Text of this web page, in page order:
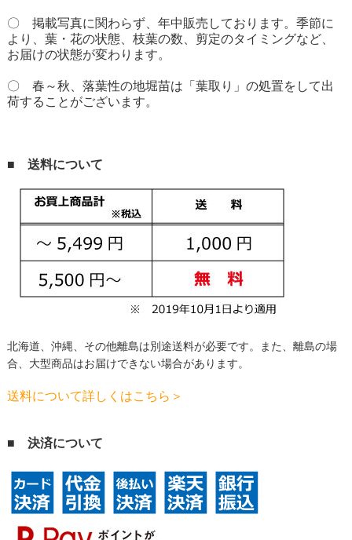
〇 掲載写真に関わらず、年中販売しております。季節に
より、葉・花の状態、枝葉の数、剪定のタイミングなど、
お届けの状態が変わります。
〇 春～秋、落葉性の地堀苗は「葉取り」の処置をして出
荷することがございます。
■ 送料について
北海道、沖縄、その他離島は別途送料が必要です。
また、離島の場
合、大型商品はお届けできない場合があります。
送料について詳しくはこちら＞
■ 決済について